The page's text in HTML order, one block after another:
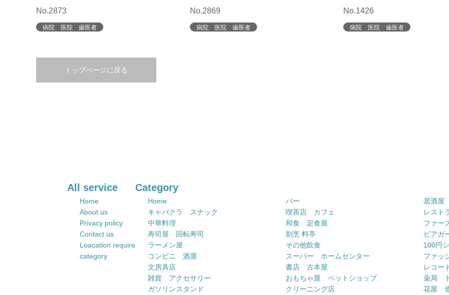
No.2873
病院 医院 歯医者
No.2869
病院 医院 歯医者
No.1426
病院 医院 歯医者
トップページに戻る
All service
Home
About us
Privacy policy
Contact us
Loacation require
category
Category
Home バー
居酒屋
キャバクラ スナック
喫茶店 カフェ
レスト
中華料理
和食 定食屋
ファー
寿司屋 回転寿司
割烹 料亭
ビアガ
ラーメン屋
その他飲食
100円
コンビニ 酒屋
スーパー ホームセンター
ファッ
文房具店
書店 古本屋
レコー
雑貨 アクセサリー
おもちゃ屋 ペットショップ
薬局
ガソリンスタンド
クリーニング店
花屋